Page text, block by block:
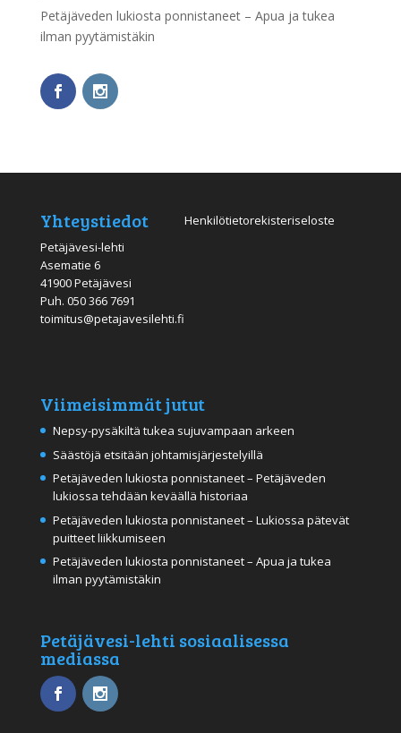
Petäjäveden lukiosta ponnistaneet – Apua ja tukea
ilman pyytämistäkin
Yhteystiedot
Petäjävesi-lehti
Asematie 6
41900 Petäjävesi
Puh. 050 366 7691
toimitus@petajavesilehti.fi
Henkilötietorekisteriseloste
Viimeisimmät jutut
Nepsy-pysäkiltä tukea sujuvampaan arkeen
Säästöjä etsitään johtamisjärjestelyillä
Petäjäveden lukiosta ponnistaneet – Petäjäveden
lukiossa tehdään keväällä historiaa
Petäjäveden lukiosta ponnistaneet – Lukiossa pätevät
puitteet liikkumiseen
Petäjäveden lukiosta ponnistaneet – Apua ja tukea
ilman pyytämistäkin
Petäjävesi-lehti sosiaalisessa
mediassa